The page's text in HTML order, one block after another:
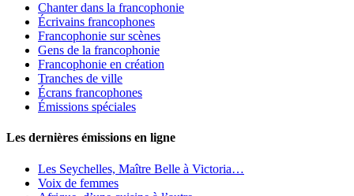
Chanter dans la francophonie
Écrivains francophones
Francophonie sur scènes
Gens de la francophonie
Francophonie en création
Tranches de ville
Écrans francophones
Émissions spéciales
Les dernières émissions en ligne
Les Seychelles, Maître Belle à Victoria…
Voix de femmes